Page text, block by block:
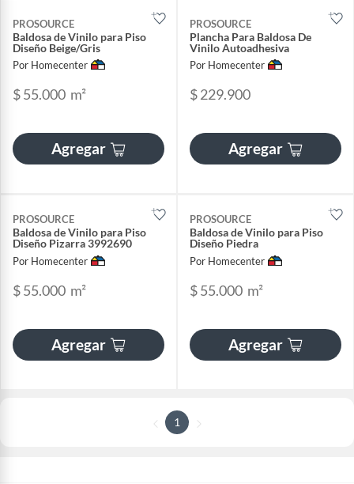
PROSOURCE
Baldosa de Vinilo para Piso
Diseño Beige/Gris
Por Homecenter
$ 55.000 m²
Agregar
PROSOURCE
Plancha Para Baldosa De
Vinilo Autoadhesiva
Por Homecenter
$ 229.900
Agregar
PROSOURCE
Baldosa de Vinilo para Piso
Diseño Pizarra 3992690
Por Homecenter
$ 55.000 m²
Agregar
PROSOURCE
Baldosa de Vinilo para Piso
Diseño Piedra
Por Homecenter
$ 55.000 m²
Agregar
1